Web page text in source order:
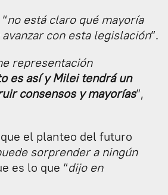
no está claro qué mayoría
con esta legislación”.
representación
es así y Milei tendrá un
consensos y mayorías”,
el planteo del futuro
sorprender a ningún
es lo que “dijo en